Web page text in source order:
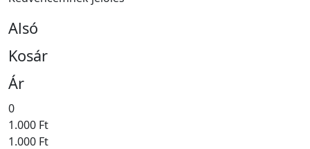
Alsó
Kosár
Ár
0
1.000 Ft
1.000 Ft